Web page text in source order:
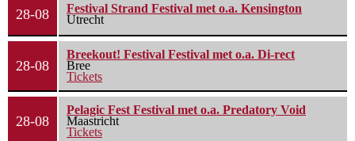
28-08
Festival Strand Festival met o.a. Kensington
Utrecht
28-08
Breekout! Festival Festival met o.a. Di-rect
Bree
Tickets
28-08
Pelagic Fest Festival met o.a. Predatory Void
Maastricht
Tickets